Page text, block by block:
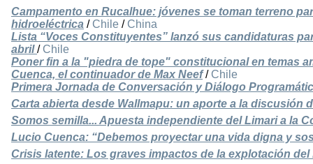
Campamento en Rucalhue: jóvenes se toman terreno
hidroeléctrica / Chile / China
Lista “Voces Constituyentes” lanzó sus candidaturas
abril/ Chile
Poner fin a la "piedra de tope" constitucional en temas
Cuenca, el continuador de Max Neef/ Chile
Primera Jornada de Conversación y Diálogo
Carta abierta desde Wallmapu: un aporte a la discusión
Somos semilla... Apuesta independiente del Limari a la
Lucio Cuenca: “Debemos proyectar una vida digna y
Crisis latente: Los graves impactos de la explotación del